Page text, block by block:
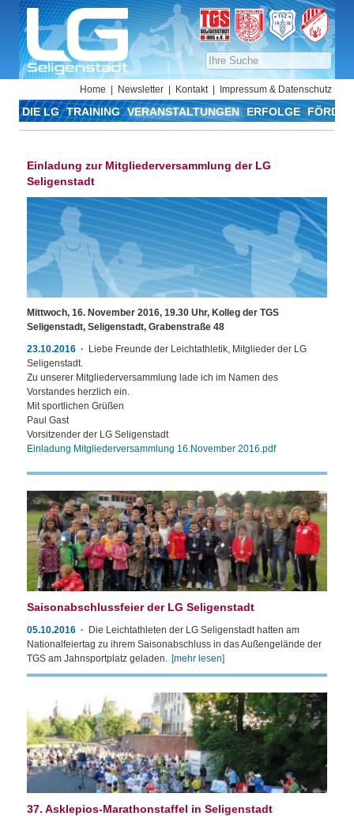
Home Newsletter Kontakt Impressum & Datenschutz
DIE LG TRAINING VERANSTALTUNGEN ERFOLGE
Einladung zur Mitgliederversammlung der LG
Seligenstadt
Mittwoch, 16. November 2016, 19.30 Uhr, Kolleg der TGS
Seligenstadt, Seligenstadt, Grabenstraße 48
23.10.2016
Liebe Freunde der Leichtathletik, Mitglieder der LG
Seligenstadt.
Zu unserer Mitgliederversammlung lade ich im Namen des
Vorstandes herzlich ein.
Mit sportlichen Grüßen
Paul Gast
Vorsitzender der LG Seligenstadt
Einladung Mitgliederversammlung 16.November 2016.pdf
Saisonabschlussfeier der LG Seligenstadt
05.10.2016
Die Leichtathleten der LG Seligenstadt hatten am
Nationalfeiertag zu ihrem Saisonabschluss in das Außengelände der
TGS am Jahnsportplatz geladen. [mehr lesen]
37. Asklepios-Marathonstaffel in Seligenstadt